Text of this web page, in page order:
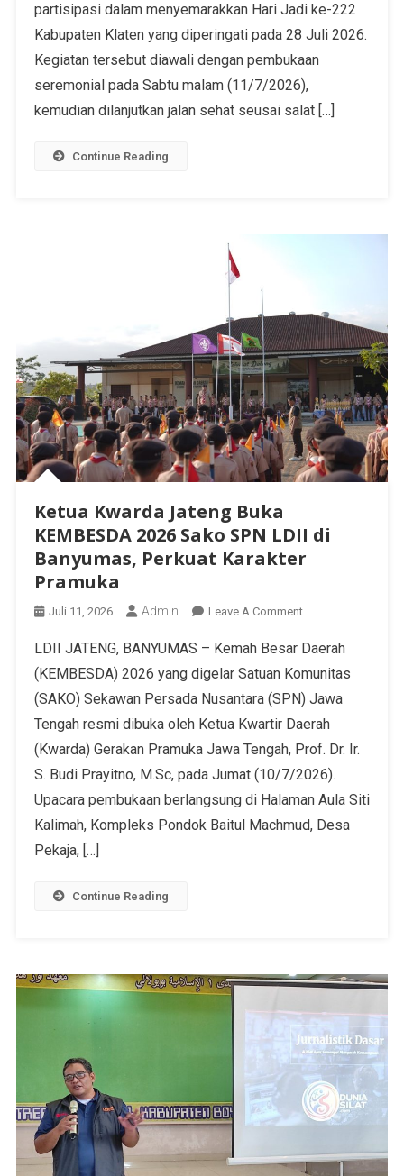
partisipasi dalam menyemarakkan Hari Jadi ke-222
Kabupaten Klaten yang diperingati pada 28 Juli 2026.
Kegiatan tersebut diawali dengan pembukaan
seremonial pada Sabtu malam (11/7/2026),
kemudian dilanjutkan jalan sehat seusai salat […]
Continue Reading
Ketua Kwarda Jateng Buka
KEMBESDA 2026 Sako SPN LDII di
Banyumas, Perkuat Karakter
Pramuka
Juli 11, 2026 Admin Leave A Comment
LDII JATENG, BANYUMAS – Kemah Besar Daerah
(KEMBESDA) 2026 yang digelar Satuan Komunitas
(SAKO) Sekawan Persada Nusantara (SPN) Jawa
Tengah resmi dibuka oleh Ketua Kwartir Daerah
(Kwarda) Gerakan Pramuka Jawa Tengah, Prof. Dr. Ir.
S. Budi Prayitno, M.Sc, pada Jumat (10/7/2026).
Upacara pembukaan berlangsung di Halaman Aula Siti
Kalimah, Kompleks Pondok Baitul Machmud, Desa
Pekaja, […]
Continue Reading